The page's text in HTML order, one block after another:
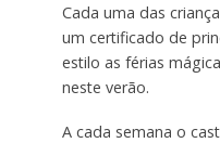
Cada uma das
um certificado de
estilo as férias
neste verão.
A cada semana o